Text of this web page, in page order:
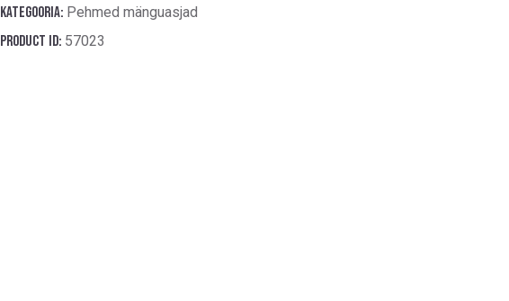
Kategooria: Pehmed mänguasjad
Product ID: 57023